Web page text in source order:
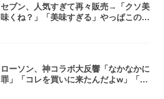
セブン、人気すぎて再々販売→「クソ美
味くね？」「美味すぎる」やっぱこのク
ローソン、神コラボ大反響「なかなかに
罪」「コレを買いに来たんだよw」「３